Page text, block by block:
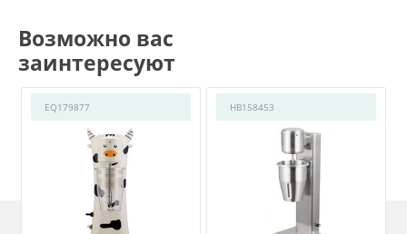
Возможно вас
заинтересуют
EQ179877 HB158453